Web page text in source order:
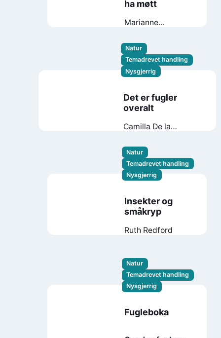
ha møtt
Marianne
Engedal
Natur
Temadrevet handling
Nysgjerrig
Det er fugler
overalt
Camilla De la
Teckentrup
Natur
Temadrevet handling
Nysgjerrig
Insekter og
småkryp
Ruth Redford
Natur
Temadrevet handling
Nysgjerrig
Fugleboka